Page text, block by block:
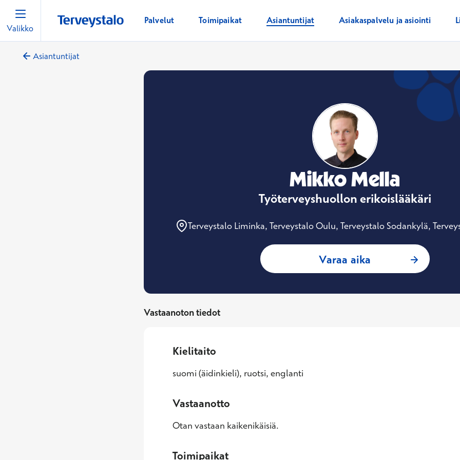
Valikko
Palvelut Toimipaikat Asiantuntijat Asiakaspalvelu ja asiointi
Asiantuntijat
Mikko Mella
Työterveyshuollon erikoislääkäri
Terveystalo Liminka, Terveystalo Oulu, Terveystalo Sodankylä,
Varaa aika : Mikko Mella,
Vastaanoton tiedot
Kielitaito
suomi (äidinkieli), ruotsi, englanti
Vastaanotto
Otan vastaan kaikenikäisiä.
Toimipaikat